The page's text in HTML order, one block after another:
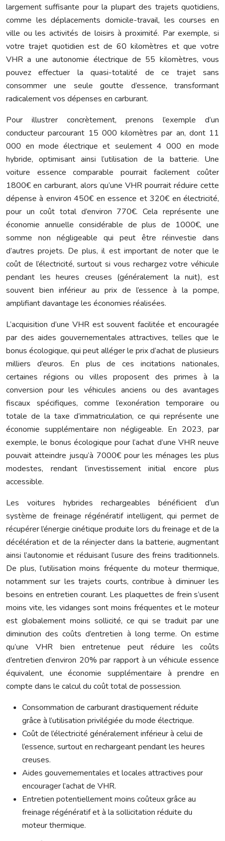
largement suffisante pour la plupart des trajets quotidiens,
comme les déplacements domicile-travail, les courses en
ville ou les activités de loisirs à proximité. Par exemple, si
votre trajet quotidien est de 60 kilomètres et que votre
VHR a une autonomie électrique de 55 kilomètres, vous
pouvez effectuer la quasi-totalité de ce trajet sans
consommer une seule goutte d’essence, transformant
radicalement vos dépenses en carburant.
Pour illustrer concrètement, prenons l’exemple d’un
conducteur parcourant 15 000 kilomètres par an, dont 11
000 en mode électrique et seulement 4 000 en mode
hybride, optimisant ainsi l’utilisation de la batterie. Une
voiture essence comparable pourrait facilement coûter
1800€ en carburant, alors qu’une VHR pourrait réduire cette
dépense à environ 450€ en essence et 320€ en électricité,
pour un coût total d’environ 770€. Cela représente une
économie annuelle considérable de plus de 1000€, une
somme non négligeable qui peut être réinvestie dans
d’autres projets. De plus, il est important de noter que le
coût de l’électricité, surtout si vous rechargez votre véhicule
pendant les heures creuses (généralement la nuit), est
souvent bien inférieur au prix de l’essence à la pompe,
amplifiant davantage les économies réalisées.
L’acquisition d’une VHR est souvent facilitée et encouragée
par des aides gouvernementales attractives, telles que le
bonus écologique, qui peut alléger le prix d’achat de plusieurs
milliers d’euros. En plus de ces incitations nationales,
certaines régions ou villes proposent des primes à la
conversion pour les véhicules anciens ou des avantages
fiscaux spécifiques, comme l’exonération temporaire ou
totale de la taxe d’immatriculation, ce qui représente une
économie supplémentaire non négligeable. En 2023, par
exemple, le bonus écologique pour l’achat d’une VHR neuve
pouvait atteindre jusqu’à 7000€ pour les ménages les plus
modestes, rendant l’investissement initial encore plus
accessible.
Les voitures hybrides rechargeables bénéficient d’un
système de freinage régénératif intelligent, qui permet de
récupérer l’énergie cinétique produite lors du freinage et de la
décélération et de la réinjecter dans la batterie, augmentant
ainsi l’autonomie et réduisant l’usure des freins traditionnels.
De plus, l’utilisation moins fréquente du moteur thermique,
notamment sur les trajets courts, contribue à diminuer les
besoins en entretien courant. Les plaquettes de frein s’usent
moins vite, les vidanges sont moins fréquentes et le moteur
est globalement moins sollicité, ce qui se traduit par une
diminution des coûts d’entretien à long terme. On estime
qu’une VHR bien entretenue peut réduire les coûts
d’entretien d’environ 20% par rapport à un véhicule essence
équivalent, une économie supplémentaire à prendre en
compte dans le calcul du coût total de possession.
Consommation de carburant drastiquement réduite
grâce à l’utilisation privilégiée du mode électrique.
Coût de l’électricité généralement inférieur à celui de
l’essence, surtout en rechargeant pendant les heures
creuses.
Aides gouvernementales et locales attractives pour
encourager l’achat de VHR.
Entretien potentiellement moins coûteux grâce au
freinage régénératif et à la sollicitation réduite du
moteur thermique.